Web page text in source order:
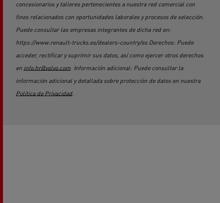
concesionarios y talleres pertenecientes a nuestra red comercial con
fines relacionados con oportunidades laborales y procesos de selección.
Puede consultar las empresas integrantes de dicha red en:
https://www.renault-trucks.es/dealers-country/es Derechos: Puede
acceder, rectificar y suprimir sus datos, así como ejercer otros derechos
en info.hr@volvo.com Información adicional: Puede consultar la
información adicional y detallada sobre protección de datos en nuestra
Política de Privacidad.